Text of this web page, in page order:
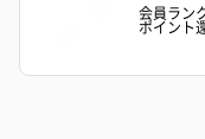
会員ラン
ポイント